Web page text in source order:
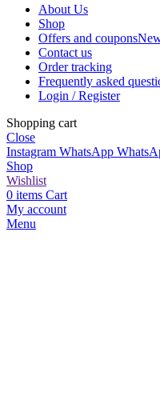
About Us
Shop
Offers and coupons
Contact us
Order tracking
Frequently asked
Login / Register
Shopping cart
Close
Instagram WhatsApp
Shop
Wishlist
0 items Cart
My account
Menu